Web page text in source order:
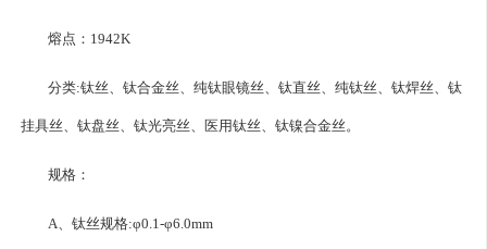
熔点：1942K
分类:钛丝、钛合金丝、纯钛眼镜丝、钛直丝、纯钛丝、钛焊丝、钛
挂具丝、钛盘丝、钛光亮丝、医用钛丝、钛镍合金丝。
规格：
A、钛丝规格:φ0.1-φ6.0mm